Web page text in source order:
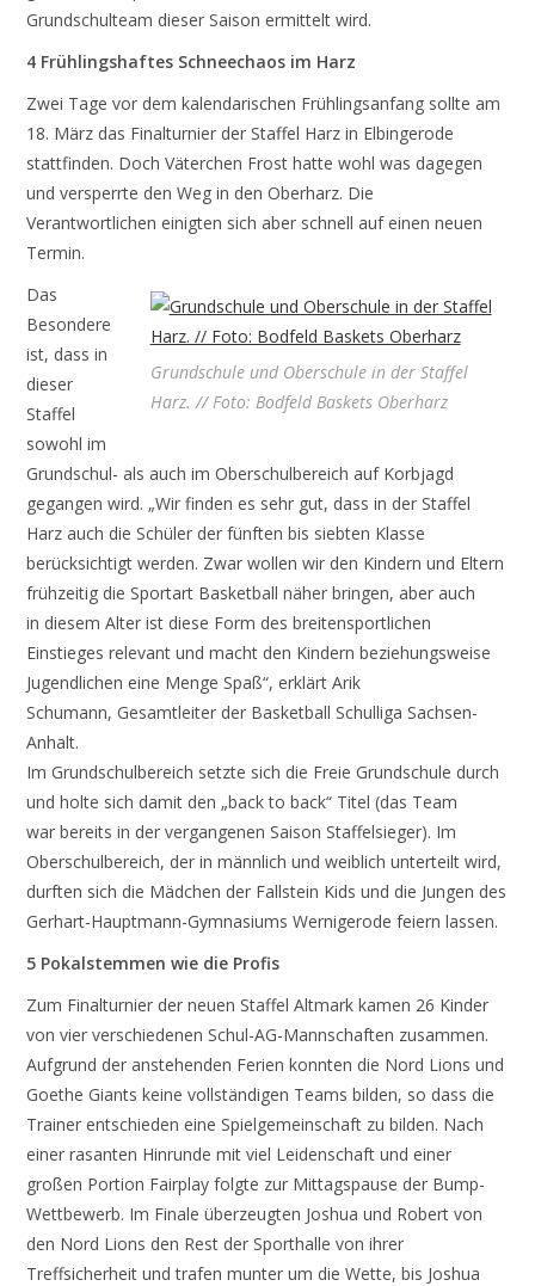
Grundschulteam dieser Saison ermittelt wird.
4 Frühlingshaftes Schneechaos im Harz
Zwei Tage vor dem kalendarischen Frühlingsanfang sollte am
18. März das Finalturnier der Staffel Harz in Elbingerode
stattfinden. Doch Väterchen Frost hatte wohl was dagegen
und versperrte den Weg in den Oberharz. Die
Verantwortlichen einigten sich aber schnell auf einen neuen
Termin.
Grundschule und Oberschule in der Staffel
Harz. // Foto: Bodfeld Baskets Oberharz
Das
Besondere
ist, dass in
dieser
Staffel
sowohl im
Grundschul- als auch im Oberschulbereich auf Korbjagd
gegangen wird. „Wir finden es sehr gut, dass in der Staffel
Harz auch die Schüler der fünften bis siebten Klasse
berücksichtigt werden. Zwar wollen wir den Kindern und Eltern
frühzeitig die Sportart Basketball näher bringen, aber auch
in diesem Alter ist diese Form des breitensportlichen
Einstieges relevant und macht den Kindern beziehungsweise
Jugendlichen eine Menge Spaß“, erklärt Arik
Schumann, Gesamtleiter der Basketball Schulliga Sachsen-
Anhalt.
Im Grundschulbereich setzte sich die Freie Grundschule durch
und holte sich damit den „back to back“ Titel (das Team
war bereits in der vergangenen Saison Staffelsieger). Im
Oberschulbereich, der in männlich und weiblich unterteilt wird,
durften sich die Mädchen der Fallstein Kids und die Jungen des
Gerhart-Hauptmann-Gymnasiums Wernigerode feiern lassen.
5 Pokalstemmen wie die Profis
Zum Finalturnier der neuen Staffel Altmark kamen 26 Kinder
von vier verschiedenen Schul-AG-Mannschaften zusammen.
Aufgrund der anstehenden Ferien konnten die Nord Lions und
Goethe Giants keine vollständigen Teams bilden, so dass die
Trainer entschieden eine Spielgemeinschaft zu bilden. Nach
einer rasanten Hinrunde mit viel Leidenschaft und einer
großen Portion Fairplay folgte zur Mittagspause der Bump-
Wettbewerb. Im Finale überzeugten Joshua und Robert von
den Nord Lions den Rest der Sporthalle von ihrer
Treffsicherheit und trafen munter um die Wette, bis Joshua